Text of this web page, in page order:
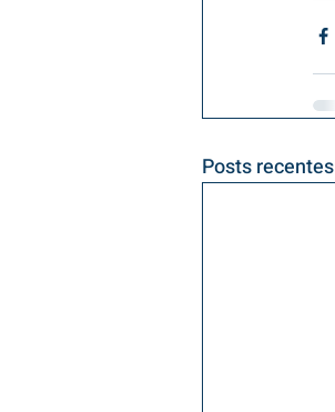
Posts recentes